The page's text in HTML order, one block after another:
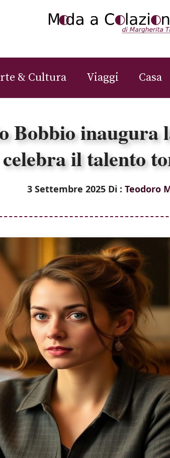
& Cultura Viaggi Casa
Bobbio inaugura
celebra il talento
3 Settembre 2025 Di : Teodoro